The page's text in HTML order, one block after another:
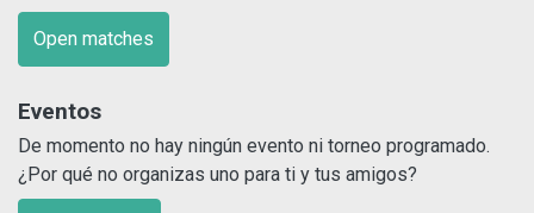
Open matches
Eventos
De momento no hay ningún evento ni torneo programado.
¿Por qué no organizas uno para ti y tus amigos?